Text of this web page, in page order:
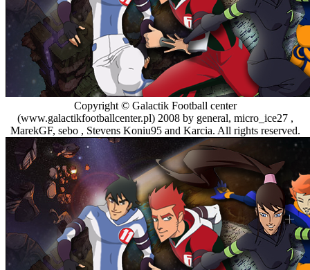
Copyright © Galactik Football center
(www.galactikfootballcenter.pl) 2008 by general, micro_ice27 ,
MarekGF, sebo , Stevens Koniu95 and Karcia. All rights reserved.